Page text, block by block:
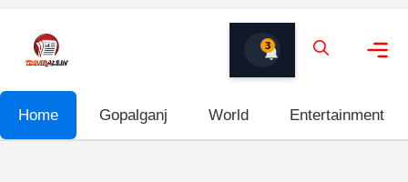
content
3
Home Gopalganj World Entertainment